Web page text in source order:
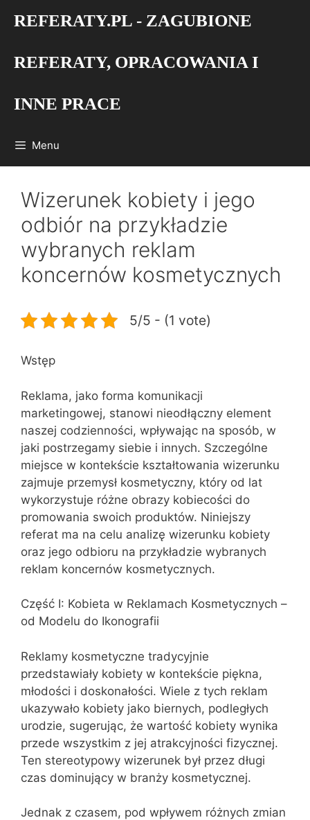
REFERATY.PL - ZAGUBIONE
REFERATY, OPRACOWANIA I
INNE PRACE
Menu
Wizerunek kobiety i jego
odbiór na przykładzie
wybranych reklam
koncernów kosmetycznych
5/5 - (1 vote)
Wstęp
Reklama, jako forma komunikacji
marketingowej, stanowi nieodłączny element
naszej codzienności, wpływając na sposób, w
jaki postrzegamy siebie i innych. Szczególne
miejsce w kontekście kształtowania wizerunku
zajmuje przemysł kosmetyczny, który od lat
wykorzystuje różne obrazy kobiecości do
promowania swoich produktów. Niniejszy
referat ma na celu analizę wizerunku kobiety
oraz jego odbioru na przykładzie wybranych
reklam koncernów kosmetycznych.
Część I: Kobieta w Reklamach Kosmetycznych –
od Modelu do Ikonografii
Reklamy kosmetyczne tradycyjnie
przedstawiały kobiety w kontekście piękna,
młodości i doskonałości. Wiele z tych reklam
ukazywało kobiety jako biernych, podległych
urodzie, sugerując, że wartość kobiety wynika
przede wszystkim z jej atrakcyjności fizycznej.
Ten stereotypowy wizerunek był przez długi
czas dominujący w branży kosmetycznej.
Jednak z czasem, pod wpływem różnych zmian